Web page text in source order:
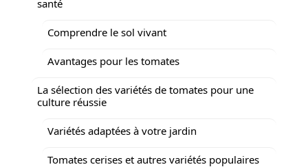
santé
Comprendre le sol vivant
Avantages pour les tomates
La sélection des variétés de tomates pour une
culture réussie
Variétés adaptées à votre jardin
Tomates cerises et autres variétés populaires